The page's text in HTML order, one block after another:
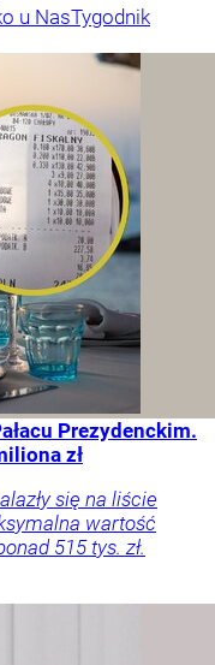
u NasTygodnik
Prezydenckim.
zł
się na liście
wartość
515 tys. zł.